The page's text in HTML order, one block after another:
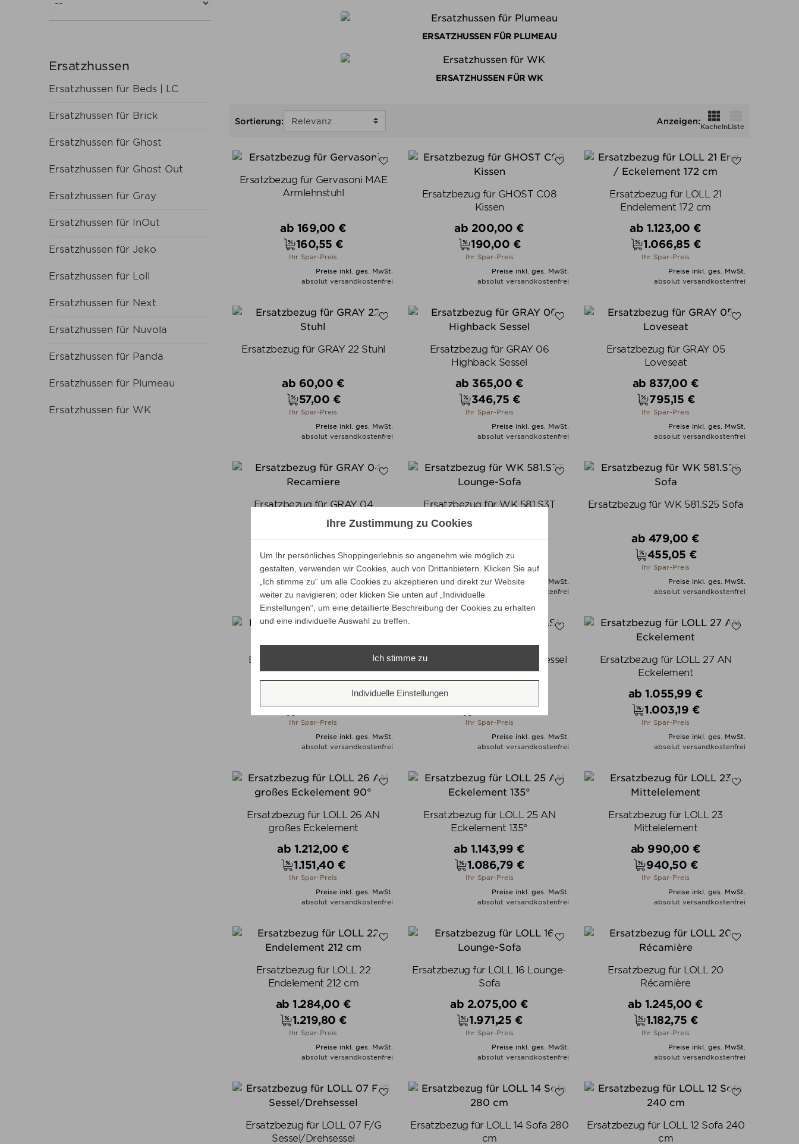
Ersatzhussen
Ersatzhussen für Beds | LC
Ersatzhussen für Brick
Ersatzhussen für Ghost
Ersatzhussen für Ghost Out
Ersatzhussen für Gray
Ersatzhussen für InOut
Ersatzhussen für Jeko
Ersatzhussen für Loll
Ersatzhussen für Next
Ersatzhussen für Nuvola
Ersatzhussen für Panda
Ersatzhussen für Plumeau
Ersatzhussen für WK
ERSATZHUSSEN FÜR PLUMEAU
ERSATZHUSSEN FÜR WK
Sortierung: Anzeigen:
KachelnListe
Ersatzbezug für Gervasoni MAE
Armlehnstuhl
Verkaufspreis
ab 169,00 €
Preis
160,55 €
Ihr Spar-Preis
Preise inkl. ges. MwSt.
absolut versandkostenfrei
Ersatzbezug für GHOST C08
Kissen
Verkaufspreis
ab 200,00 €
Preis
190,00 €
Ihr Spar-Preis
Preise inkl. ges. MwSt.
absolut versandkostenfrei
Ersatzbezug für LOLL 21
Endelement 172 cm
Verkaufspreis
ab 1.123,00 €
Preis
1.066,85 €
Ihr Spar-Preis
Preise inkl. ges. MwSt.
absolut versandkostenfrei
Ersatzbezug für GRAY 22 Stuhl
Verkaufspreis
ab 60,00 €
Preis
57,00 €
Ihr Spar-Preis
Preise inkl. ges. MwSt.
absolut versandkostenfrei
Ersatzbezug für GRAY 06
Highback Sessel
Verkaufspreis
ab 365,00 €
Preis
346,75 €
Ihr Spar-Preis
Preise inkl. ges. MwSt.
absolut versandkostenfrei
Ersatzbezug für GRAY 05
Loveseat
Verkaufspreis
ab 837,00 €
Preis
795,15 €
Ihr Spar-Preis
Preise inkl. ges. MwSt.
absolut versandkostenfrei
Ersatzbezug für GRAY 04
Recamiere
Preis
494,00 €
Ihr Spar-Preis
Preise inkl. ges. MwSt.
absolut versandkostenfrei
ALLE VARIANTEN ZEIGEN
Ersatzbezug für WK 581.S3T
Lounge-Sofa
Preis
812,25 €
Ihr Spar-Preis
Preise inkl. ges. MwSt.
absolut versandkostenfrei
ALLE VARIANTEN ZEIGEN
Ersatzbezug für WK 581.S25 Sofa
Verkaufspreis
ab 479,00 €
Preis
455,05 €
Ihr Spar-Preis
Preise inkl. ges. MwSt.
absolut versandkostenfrei
Ersatzbezug für WK 581.S1T
Lounge-Sessel
Verkaufspreis
Preis
291,65 €
Ihr Spar-Preis
Preise inkl. ges. MwSt.
absolut versandkostenfrei
Ersatzbezug für WK 581.S1 Sessel
Preis
183,34 €
Ihr Spar-Preis
Preise inkl. ges. MwSt.
absolut versandkostenfrei
Ersatzbezug für LOLL 27 AN
Eckelement
Verkaufspreis
ab 1.055,99 €
Preis
1.003,19 €
Ihr Spar-Preis
Preise inkl. ges. MwSt.
absolut versandkostenfrei
Ersatzbezug für LOLL 26 AN
großes Eckelement
Verkaufspreis
ab 1.212,00 €
Preis
1.151,40 €
Ihr Spar-Preis
Preise inkl. ges. MwSt.
absolut versandkostenfrei
Ersatzbezug für LOLL 25 AN
Eckelement 135°
Verkaufspreis
ab 1.143,99 €
Preis
1.086,79 €
Ihr Spar-Preis
Preise inkl. ges. MwSt.
absolut versandkostenfrei
Ersatzbezug für LOLL 23
Mittelelement
Verkaufspreis
ab 990,00 €
Preis
940,50 €
Ihr Spar-Preis
Preise inkl. ges. MwSt.
absolut versandkostenfrei
Ersatzbezug für LOLL 22
Endelement 212 cm
Verkaufspreis
ab 1.284,00 €
Preis
1.219,80 €
Ihr Spar-Preis
Preise inkl. ges. MwSt.
absolut versandkostenfrei
Ersatzbezug für LOLL 16 Lounge-
Sofa
Verkaufspreis
ab 2.075,00 €
Preis
1.971,25 €
Ihr Spar-Preis
Preise inkl. ges. MwSt.
absolut versandkostenfrei
Ersatzbezug für LOLL 20
Récamière
Verkaufspreis
ab 1.245,00 €
Preis
1.182,75 €
Ihr Spar-Preis
Preise inkl. ges. MwSt.
absolut versandkostenfrei
Ersatzbezug für LOLL 07 F/G
Sessel/Drehsessel
Ersatzbezug für LOLL 14 Sofa 280
cm
Ersatzbezug für LOLL 12 Sofa 240
cm
Ihre Zustimmung zu Cookies
Um Ihr persönliches Shoppingerlebnis so angenehm wie möglich zu
gestalten, verwenden wir Cookies, auch von Drittanbietern. Klicken Sie auf
„Ich stimme zu“ um alle Cookies zu akzeptieren und direkt zur Website
weiter zu navigieren; oder klicken Sie unten auf „Individuelle
Einstellungen“, um eine detaillierte Beschreibung der Cookies zu erhalten
und eine individuelle Auswahl zu treffen.
Ich stimme zu
Individuelle Einstellungen